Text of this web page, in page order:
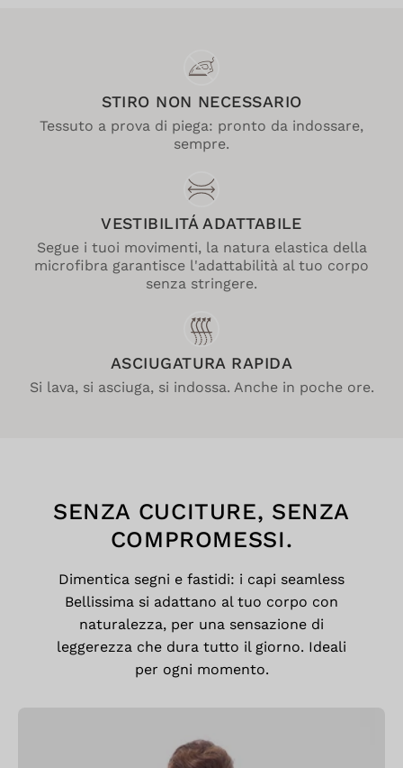
STIRO NON NECESSARIO
Tessuto a prova di piega: pronto da indossare,
sempre.
VESTIBILITÁ ADATTABILE
Segue i tuoi movimenti, la natura elastica della
microfibra garantisce l'adattabilità al tuo corpo
senza stringere.
ASCIUGATURA RAPIDA
Si lava, si asciuga, si indossa. Anche in poche ore.
SENZA CUCITURE, SENZA
COMPROMESSI.
Dimentica segni e fastidi: i capi seamless
Bellissima si adattano al tuo corpo con
naturalezza, per una sensazione di
leggerezza che dura tutto il giorno. Ideali
per ogni momento.